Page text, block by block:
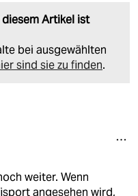
Artikel ist
bei ausgewählten
sind sie zu finden.
weiter. Wenn
angesehen wird,